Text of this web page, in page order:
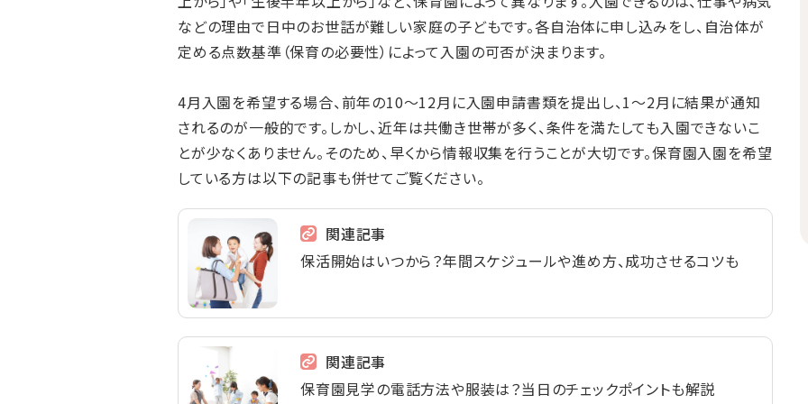
などの理由で日中のお世話が難しい家庭の子どもです。各自治体に申し込みをし、自治体が
定める点数基準（保育の必要性）によって入園の可否が決まります。
4月入園を希望する場合、前年の10〜12月に入園申請書類を提出し、1〜2月に結果が通知
されるのが一般的です。しかし、近年は共働き世帯が多く、条件を満たしても入園できないこ
とが少なくありません。そのため、早くから情報収集を行うことが大切です。保育園入園を希望
している方は以下の記事も併せてご覧ください。
関連記事
保活開始はいつから？年間スケジュールや進め方、成功させるコツも
関連記事
保育園見学の電話方法や服装は？当日のチェックポイントも解説